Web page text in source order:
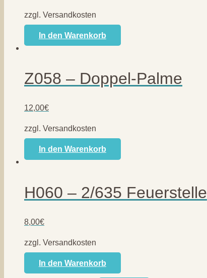
zzgl. Versandkosten
In den Warenkorb
Z058 – Doppel-Palme
12,00€
zzgl. Versandkosten
In den Warenkorb
H060 – 2/635 Feuerstelle
8,00€
zzgl. Versandkosten
In den Warenkorb